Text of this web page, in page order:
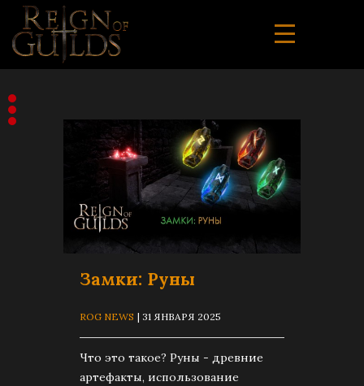
Замки: Руны
ROG NEWS | 31 ЯНВАРЯ 2025
Что это такое? Руны - древние
артефакты, использование